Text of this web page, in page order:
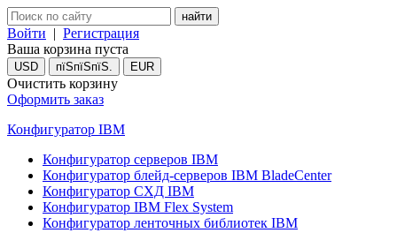
Войти | Регистрация
Ваша корзина пуста
USD пїЅпїЅпїЅ. EUR
Очистить корзину
Оформить заказ
Конфигуратор IBM
Конфигуратор серверов IBM
Конфигуратор блейд-серверов IBM BladeCenter
Конфигуратор СХД IBM
Конфигуратор IBM Flex System
Конфигуратор ленточных библиотек IBM